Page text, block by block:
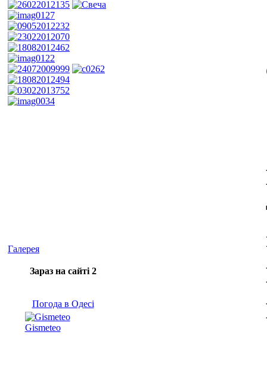
Галерея
Зараз на сайті 2
Погода в Одесі
Gismeteo